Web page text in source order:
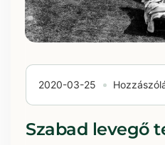
2020-03-25
Szabad levegő